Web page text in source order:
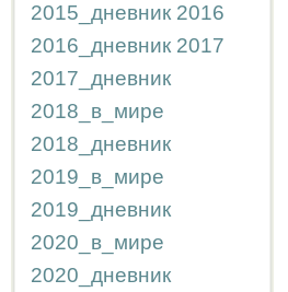
2015_дневник 2016
2016_дневник 2017
2017_дневник
2018_в_мире
2018_дневник
2019_в_мире
2019_дневник
2020_в_мире
2020_дневник